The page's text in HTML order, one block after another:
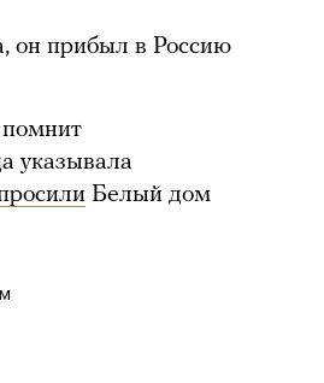
он прибыл в Россию
помнит
указывала
Белый дом